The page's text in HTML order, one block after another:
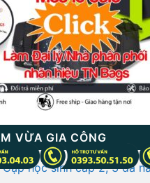
VỪA GIA CÔNG
Cặp học sinh cấp 2, 3 đa